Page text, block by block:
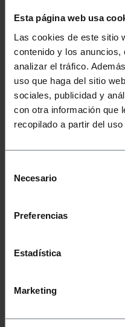
Esta página web usa
Las cookies de este sitio
contenido y los
analizar el tráfico.
uso que haga del sitio
sociales, publicidad y
con otra información que
recopilado a partir del
Necesario
Preferencias
Estadística
Marketing
Einheiten.
Art des
Drucktyp:
Kompatibel mit
Drucker auf dem
Kompatibel mit
#SD91, SD92
Weiße Etiketten.
Pack 50 Spulen.
x 8.1 cm